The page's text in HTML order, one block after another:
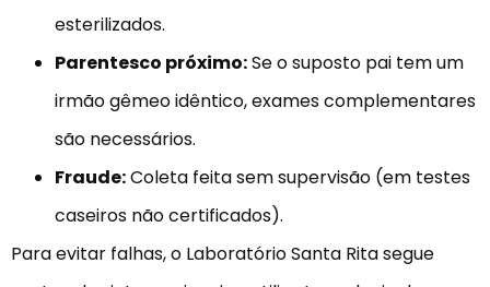
esterilizados.
Parentesco próximo:Se o suposto pai tem um
irmão gêmeo idêntico, exames complementares
são necessários.
Fraude:Coleta feita sem supervisão (em testes
caseiros não certificados).
Para evitar falhas, o Laboratório Santa Rita segue